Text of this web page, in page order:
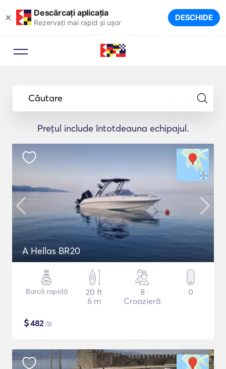
× Descărcați aplicația
Rezervați mai rapid și ușor DESCHIDE
Căutare
Prețul include întotdeauna echipajul.
A Hellas BR20
Barcă rapidă
20 ft
6 m
8
Croazieră
0
$482/zi